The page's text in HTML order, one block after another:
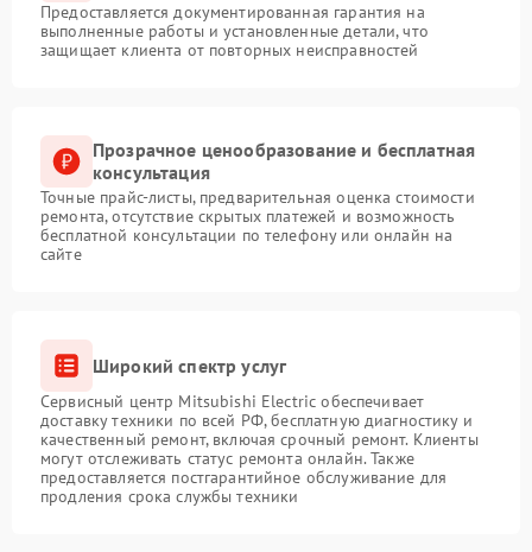
Предоставляется документированная гарантия на
выполненные работы и установленные детали, что
защищает клиента от повторных неисправностей
Прозрачное ценообразование и бесплатная
консультация
Точные прайс-листы, предварительная оценка стоимости
ремонта, отсутствие скрытых платежей и возможность
бесплатной консультации по телефону или онлайн на
сайте
Широкий спектр услуг
Сервисный центр Mitsubishi Electric обеспечивает
доставку техники по всей РФ, бесплатную диагностику и
качественный ремонт, включая срочный ремонт. Клиенты
могут отслеживать статус ремонта онлайн. Также
предоставляется постгарантийное обслуживание для
продления срока службы техники